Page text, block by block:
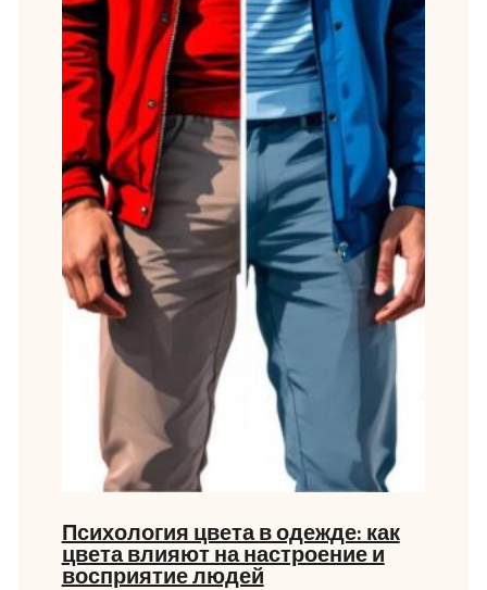
Психология цвета в одежде: как
цвета влияют на настроение и
восприятие людей